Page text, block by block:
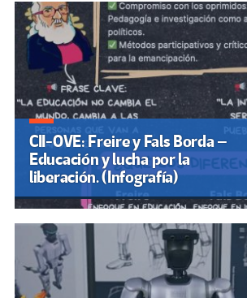
CII-OVE: Freire y Fals Borda –
Educación y lucha por la
liberación. (Infografía)